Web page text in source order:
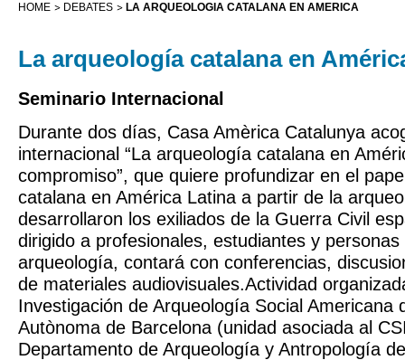
HOME DEBATES LA ARQUEOLOGÍA CATALANA EN AMÉRICA
La arqueología catalana en
Seminario Internacional
Durante dos días, Casa Amèrica Catalunya
internacional “La arqueología catalana en
compromiso”, que quiere profundizar en el
catalana en América Latina a partir de la
desarrollaron los exiliados de la Guerra Civil
dirigido a profesionales, estudiantes y
arqueología, contará con conferencias,
de materiales audiovisuales.Actividad
Investigación de Arqueología Social Americana
Autònoma de Barcelona (unidad asociada al
Departamento de Arqueología y Antropología